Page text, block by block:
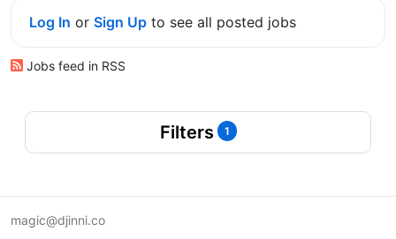
Log In or Sign Up to see all posted jobs
Jobs feed in RSS
Filters 1
magic@djinni.co